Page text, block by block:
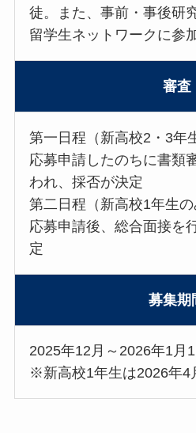
徒。また、事前・事後研
留学生ネットワークに参
審査
第一日程（新高校2・3年
応募申請したのちに書類
われ、採否が決定
第二日程（新高校1年生の
応募申請後、総合面接を
定
募集期
2025年12月～2026年1月
※新高校1年生は2026年4